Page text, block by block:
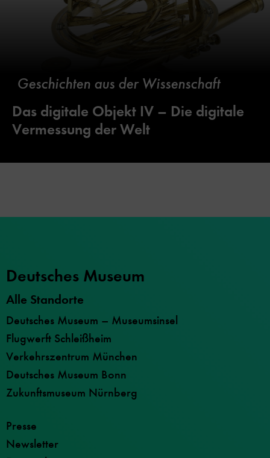
Geschichten aus der Wissenschaft
Das digitale Objekt IV – Die digitale
Vermessung der Welt
Deutsches Museum
Alle Standorte
Deutsches Museum – Museumsinsel
Flugwerft Schleißheim
Verkehrszentrum München
Deutsches Museum Bonn
Zukunftsmuseum Nürnberg
Presse
Newsletter